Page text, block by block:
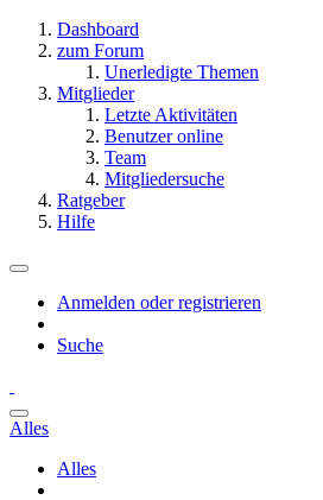
Dashboard
zum Forum
Unerledigte Themen
Mitglieder
Letzte Aktivitäten
Benutzer online
Team
Mitgliedersuche
Ratgeber
Hilfe
Anmelden oder registrieren
Suche
Alles
Alles